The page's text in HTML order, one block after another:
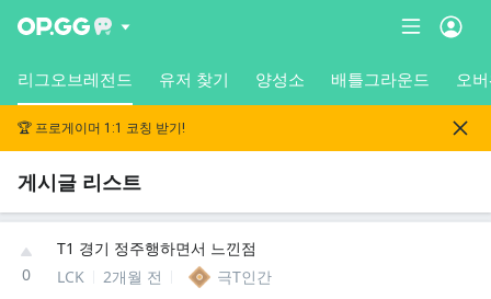
리그오브레전드 유저 찾기 양성소 배틀그라운드 오
🏆 프로게이머 1:1 코칭 받기!
게시글 리스트
0
T1 경기 정주행하면서 느낀점
LCK
2개월 전 극T인간